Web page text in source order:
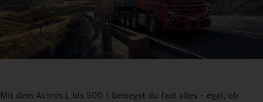
Mit dem Actros L bis 500 t bewegst du fast alles – egal, ob